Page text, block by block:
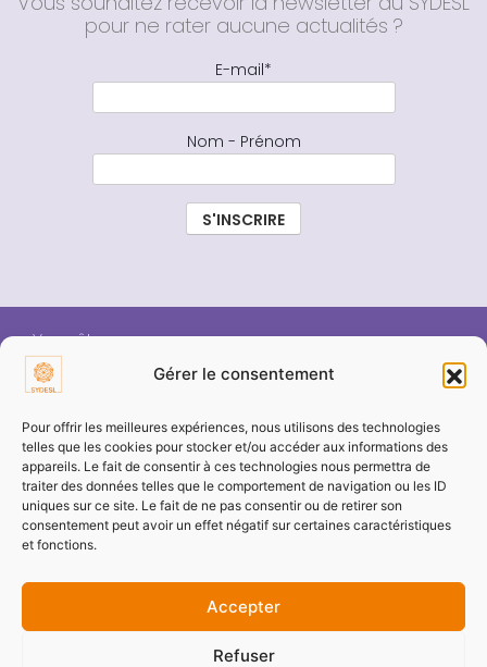
Gérer le consentement
Pour offrir les meilleures expériences, nous utilisons des technologies
telles que les cookies pour stocker et/ou accéder aux informations des
appareils. Le fait de consentir à ces technologies nous permettra de
traiter des données telles que le comportement de navigation ou les ID
uniques sur ce site. Le fait de ne pas consentir ou de retirer son
consentement peut avoir un effet négatif sur certaines caractéristiques
et fonctions.
Accepter
Refuser
pour ne rater aucune actualités ?
E-mail*
Nom - Prénom
Vous êtes :
COMMUNE / COLLECTIVITÉ
PARTICULIER